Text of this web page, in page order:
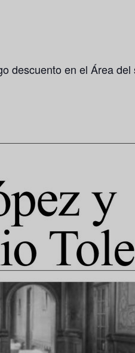
descuento en el Área del